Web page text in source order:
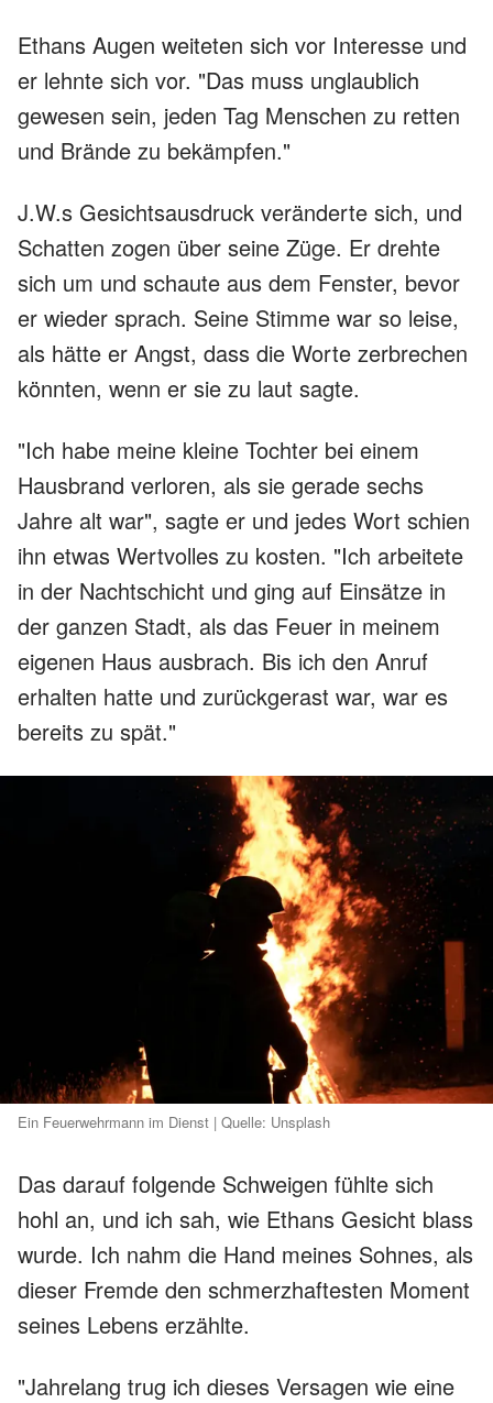
Ethans Augen weiteten sich vor Interesse und
er lehnte sich vor. "Das muss unglaublich
gewesen sein, jeden Tag Menschen zu retten
und Brände zu bekämpfen."
J.W.s Gesichtsausdruck veränderte sich, und
Schatten zogen über seine Züge. Er drehte
sich um und schaute aus dem Fenster, bevor
er wieder sprach. Seine Stimme war so leise,
als hätte er Angst, dass die Worte zerbrechen
könnten, wenn er sie zu laut sagte.
"Ich habe meine kleine Tochter bei einem
Hausbrand verloren, als sie gerade sechs
Jahre alt war", sagte er und jedes Wort schien
ihn etwas Wertvolles zu kosten. "Ich arbeitete
in der Nachtschicht und ging auf Einsätze in
der ganzen Stadt, als das Feuer in meinem
eigenen Haus ausbrach. Bis ich den Anruf
erhalten hatte und zurückgerast war, war es
bereits zu spät."
Ein Feuerwehrmann im Dienst | Quelle: Unsplash
Das darauf folgende Schweigen fühlte sich
hohl an, und ich sah, wie Ethans Gesicht blass
wurde. Ich nahm die Hand meines Sohnes, als
dieser Fremde den schmerzhaftesten Moment
seines Lebens erzählte.
"Jahrelang trug ich dieses Versagen wie eine